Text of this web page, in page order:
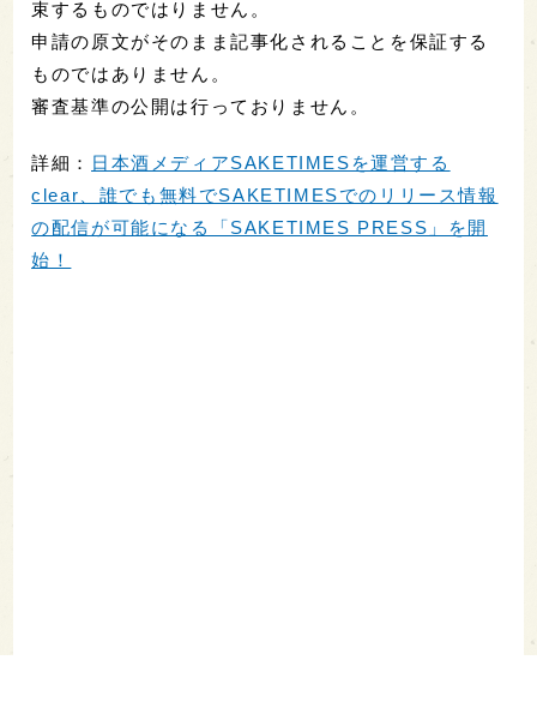
束するものではりません。
申請の原文がそのまま記事化されることを保証する
ものではありません。
審査基準の公開は行っておりません。
詳細： 日本酒メディアSAKETIMESを運営する
clear、誰でも無料でSAKETIMESでのリリース情報
の配信が可能になる「SAKETIMES PRESS」を開
始！